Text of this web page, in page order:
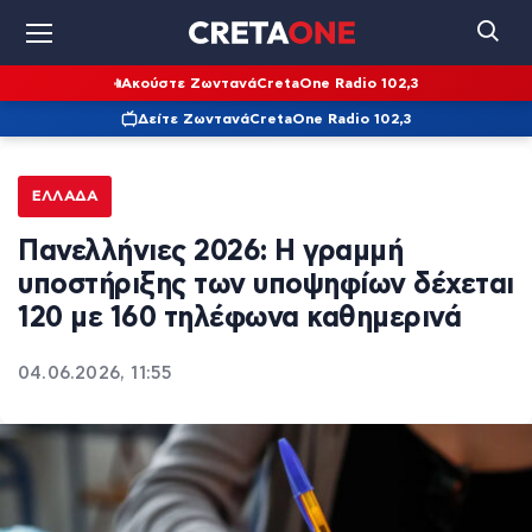
Ακούστε ΖωντανάCretaOne Radio 102,3
Δείτε ΖωντανάCretaOne Radio 102,3
ΕΛΛΆΔΑ
Πανελλήνιες 2026: Η γραμμή
υποστήριξης των υποψηφίων δέχεται
120 με 160 τηλέφωνα καθημερινά
04.06.2026, 11:55